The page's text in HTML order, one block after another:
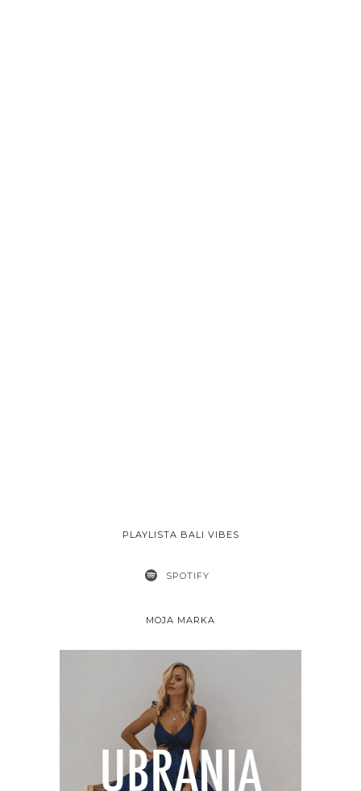
PLAYLISTA BALI VIBES
SPOTIFY
MOJA MARKA